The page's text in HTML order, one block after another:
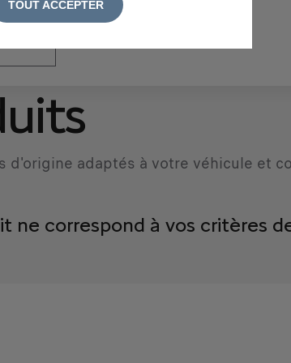
d'origine adaptés à votre véhicule et
ne correspond à vos critères
TOUT ACCEPTER